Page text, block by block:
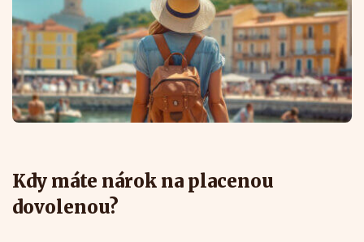
Kdy máte nárok na placenou
dovolenou?